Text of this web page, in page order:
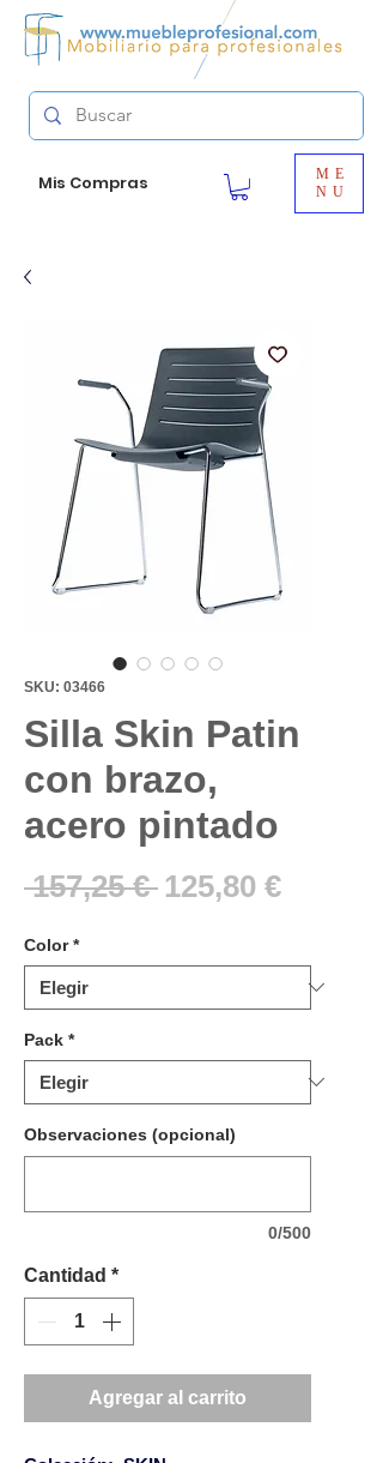
Mis Compras
ME
NU
SKU: 03466
Silla Skin Patin
con brazo,
acero pintado
157,25 € Precio
125,80 €Precio
oferta
Color *
Pack *
Observaciones (opcional)
0/500
Cantidad *
Agregar al carrito